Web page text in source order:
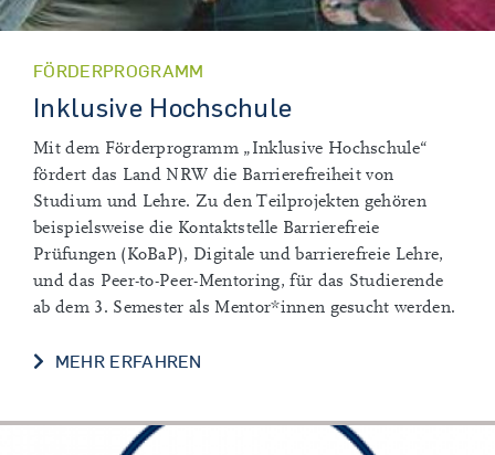
FÖRDERPROGRAMM
Inklusive Hochschule
Mit dem Förderprogramm „Inklusive Hochschule“
fördert das Land NRW die Barrierefreiheit von
Studium und Lehre. Zu den Teilprojekten gehören
beispielsweise die Kontaktstelle Barrierefreie
Prüfungen (KoBaP), Digitale und barrierefreie Lehre,
und das Peer-to-Peer-Mentoring, für das Studierende
ab dem 3. Semester als Mentor*innen gesucht werden.
MEHR ERFAHREN